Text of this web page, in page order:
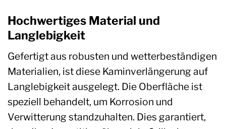
Hochwertiges Material und
Langlebigkeit
Gefertigt aus robusten und wetterbeständigen
Materialien, ist diese Kaminverlängerung auf
Langlebigkeit ausgelegt. Die Oberfläche ist
speziell behandelt, um Korrosion und
Verwitterung standzuhalten. Dies garantiert,